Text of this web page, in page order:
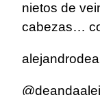
nietos de
cabezas…